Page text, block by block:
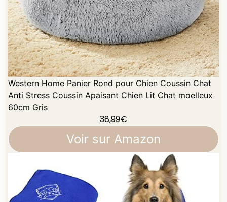
Western Home Panier Rond pour Chien Coussin Chat
Anti Stress Coussin Apaisant Chien Lit Chat moelleux
60cm Gris
38,99€
Voir sur Amazon